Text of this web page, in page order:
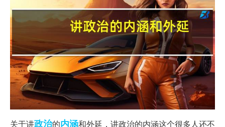
关于讲政治的内涵和外延，讲政治的内涵这个很多人还不